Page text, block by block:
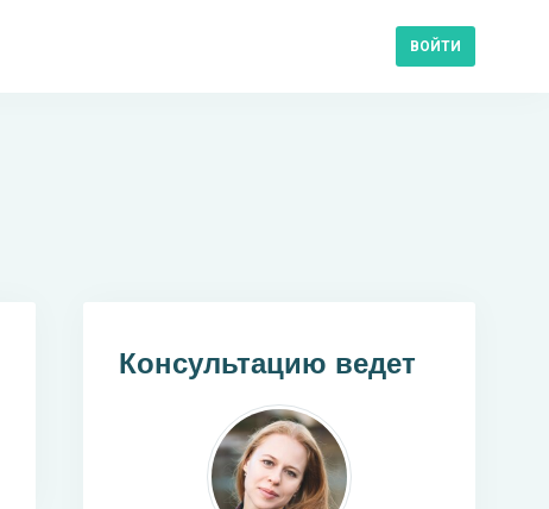
ВОЙТИ
Консультацию ведет